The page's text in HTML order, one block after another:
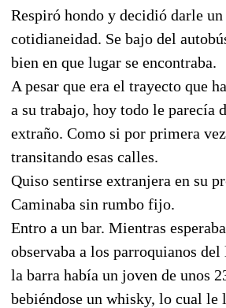
Respiró hondo y decidió darle un
cotidianeidad. Se bajo del
bien en que lugar se encontraba.
A pesar que era el trayecto que
a su trabajo, hoy todo le parecía
extraño. Como si por primera
transitando esas calles.
Quiso sentirse extranjera en su
Caminaba sin rumbo fijo.
Entro a un bar. Mientras
observaba a los parroquianos del
la barra había un joven de unos
bebiéndose un whisky, lo cual le